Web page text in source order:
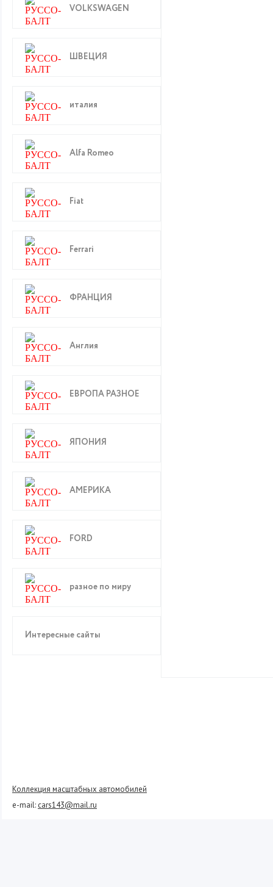
VOLKSWAGEN
ШВЕЦИЯ
италия
Alfa Romeo
Fiat
Ferrari
ФРАНЦИЯ
Англия
ЕВРОПА РАЗНОЕ
ЯПОНИЯ
АМЕРИКА
FORD
разное по миру
Интересные сайты
Коллекция масштабных автомобилей
e-mail: cars143@mail.ru